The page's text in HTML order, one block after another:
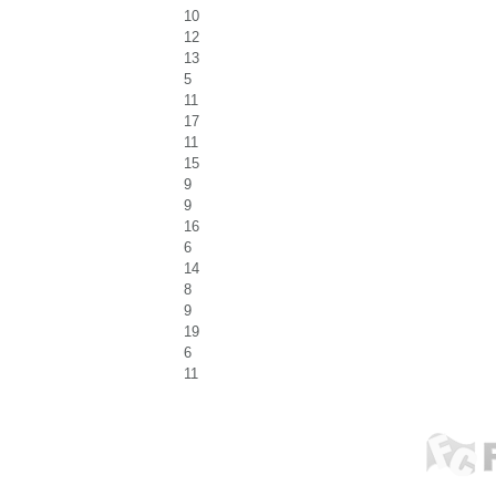
10
12
13
5
11
17
11
15
9
9
16
6
14
8
9
19
6
11